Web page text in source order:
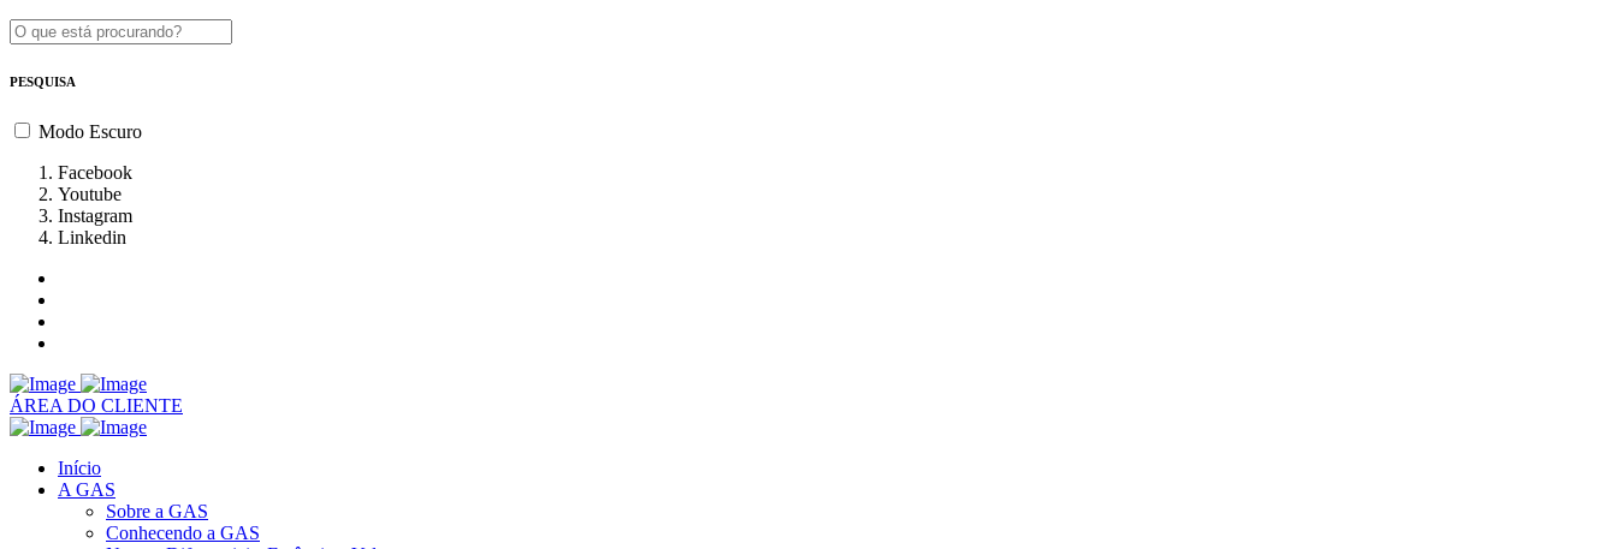
PESQUISA
Modo Escuro
Facebook
Youtube
Instagram
Linkedin
ÁREA DO CLIENTE
Início
A GAS
Sobre a GAS
Conhecendo a GAS